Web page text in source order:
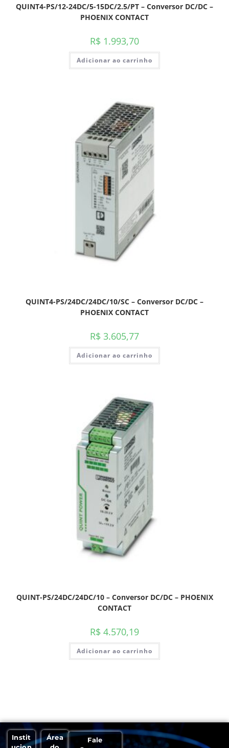
QUINT4-PS/12-24DC/5-15DC/2.5/PT – Conversor DC/DC –
PHOENIX CONTACT
R$ 1.993,70
Adicionar ao carrinho
QUINT4-PS/24DC/24DC/10/SC – Conversor DC/DC –
PHOENIX CONTACT
R$ 3.605,77
Adicionar ao carrinho
QUINT-PS/24DC/24DC/10 – Conversor DC/DC – PHOENIX
CONTACT
R$ 4.570,19
Adicionar ao carrinho
Instit
Área
Fale